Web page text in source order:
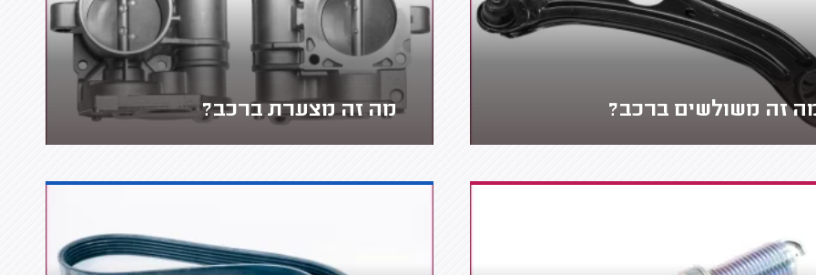
זה משולשים ברכב? מה זה מצערת ברכב?